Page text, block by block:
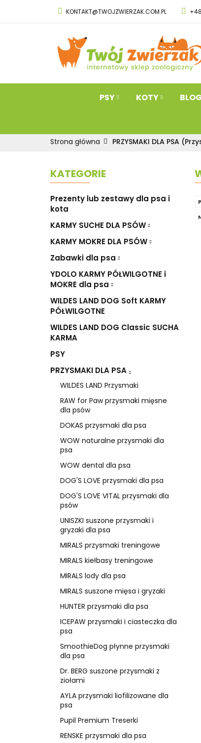
KONTAKT@TWOJZWIERZAK.COM.PL
PSY KOTY BLOG
PSY
Przysmaki
Strona główna PRZYSMAKI DLA PSA
KATEGORIE
Prezenty lub zestawy dla psa i
kota
KARMY SUCHE DLA PSÓW
KARMY MOKRE DLA PSÓW
Zabawki dla psa
YDOLO KARMY PÓŁWILGOTNE i
MOKRE dla psa
WILDES LAND DOG Soft KARMY
PÓŁWILGOTNE
WILDES LAND DOG Classic SUCHA
KARMA
PSY
PRZYSMAKI DLA PSA
WILDES LAND Przysmaki
RAW for Paw przysmaki mięsne
dla psów
DOKAS przysmaki dla psa
WOW naturalne przysmaki dla
psa
WOW dental dla psa
DOG'S LOVE przysmaki dla psa
DOG'S LOVE VITAL przysmaki dla
psów
UNISZKI suszone przysmaki i
gryzaki dla psa
MIRALS przysmaki treningowe
MIRALS kiełbasy treningowe
MIRALS lody dla psa
MIRALS suszone mięsa i gryzaki
HUNTER przysmaki dla psa
ICEPAW przysmaki i ciasteczka dla
psa
SmoothieDog płynne przysmaki
dla psa
Dr. BERG suszone przysmaki z
ziołami
AYLA przysmaki liofilizowane dla
psa
Pupil Premium Treserki
RENSKE przysmaki dla psa